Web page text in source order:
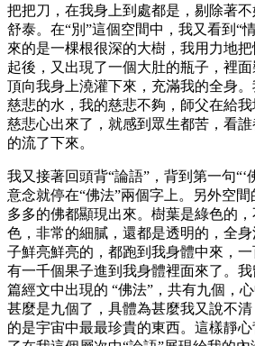
把把刀，在我身上到處都是，剔除著
舒泰。在“別”這個空間中，我又看到“
來的是一棵根很深的大樹，我用力地
起後，又出現了一個大肚的瓶子，裡
頂向我身上澆灌下來，充滿我的全身
慈悲的水，我的慈悲不夠，師父在給
慈悲心出來了，就感到眾生都苦，看
的流了下來。
我又接著回頭背“論語”，背到第一句“‘
意念就停在“佛法”兩個字上。另外空
多多的佛都顯現出來。樹葉是綠色的
色，非常的細膩，還都是透明的，全
子鮮亮鮮亮的，都跑到我身體中來，
有一千個果子進到我身體裡面來了。
篇經文中出現的 “佛法”，共有九個，
甚麼是九個了，具體為甚麼我又說不
的是宇宙中最最珍貴的東西。這樣靜